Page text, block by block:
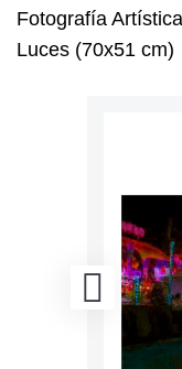
Fotografía
Luces (70x51 cm)